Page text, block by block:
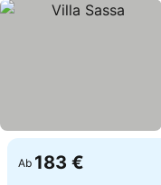
Ab 183 €